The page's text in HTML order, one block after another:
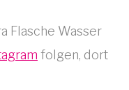
Flasche Wasser
folgen, dort